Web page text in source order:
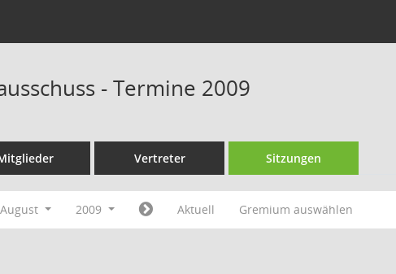
- Termine 2009
Vertreter Sitzungen
August 2009 Aktuell Gremium auswählen